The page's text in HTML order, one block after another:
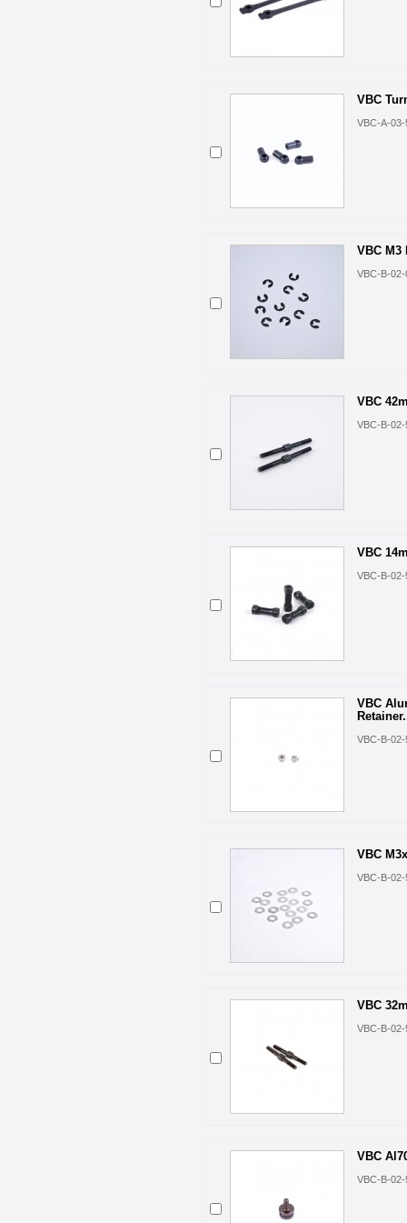
VBC
VBC-A-03-
VBC M3
VBC-B-02-
VBC
VBC-B-02-
VBC
VBC-B-02-
VBC
VBC-B-02-
VBC
VBC-B-02-
VBC
VBC-B-02-
VBC
VBC-B-02-